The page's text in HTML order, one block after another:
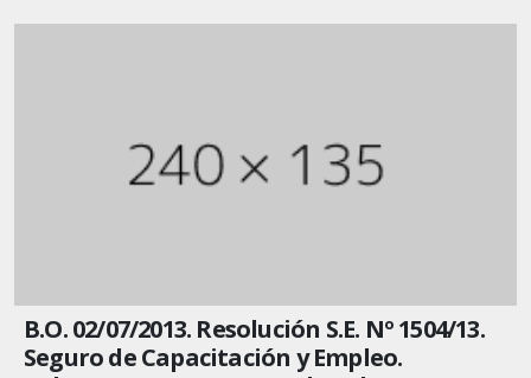
B.O. 02/07/2013. Resolución S.E. Nº 1504/13.
Seguro de Capacitación y Empleo.